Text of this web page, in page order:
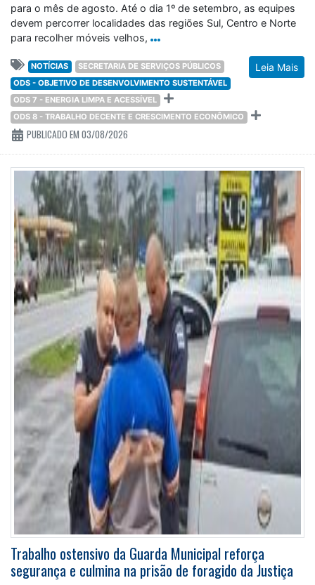
para o mês de agosto. Até o dia 1º de setembro, as equipes
devem percorrer localidades das regiões Sul, Centro e Norte
para recolher móveis velhos,
Leia Mais
NOTÍCIAS
SECRETARIA DE SERVIÇOS PÚBLICOS
ODS - OBJETIVO DE DESENVOLVIMENTO SUSTENTÁVEL
ODS 7 - ENERGIA LIMPA E ACESSÍVEL
ODS 8 - TRABALHO DECENTE E CRESCIMENTO ECONÔMICO
PUBLICADO EM 03/08/2026
Trabalho ostensivo da Guarda Municipal reforça
segurança e culmina na prisão de foragido da Justiça